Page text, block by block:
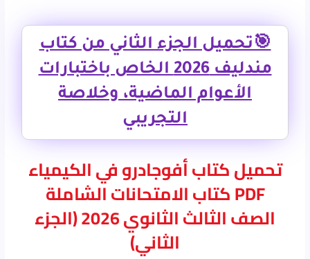
🎯تحميل الجزء الثاني من كتاب
مندليف 2026 الخاص باختبارات
الأعوام الماضية، وخلاصة
التجريبي
تحميل كتاب أفوجادرو في الكيمياء
PDF كتاب الامتحانات الشاملة
الصف الثالث الثانوي 2026 (الجزء
الثاني)